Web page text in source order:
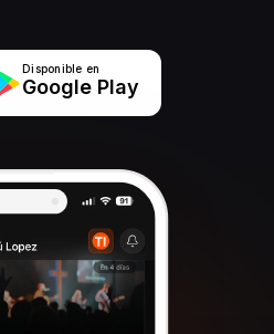
Disponible en
Google Play